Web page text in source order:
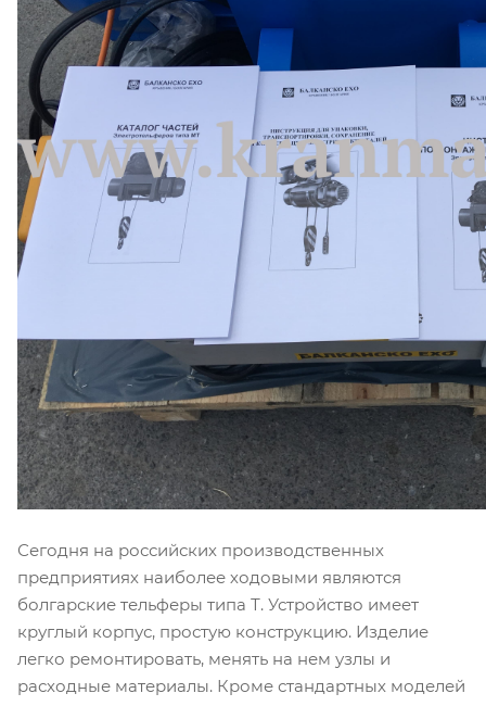
Сегодня на российских производственных
предприятиях наиболее ходовыми являются
болгарские тельферы типа Т. Устройство имеет
круглый корпус, простую конструкцию. Изделие
легко ремонтировать, менять на нем узлы и
расходные материалы. Кроме стандартных моделей